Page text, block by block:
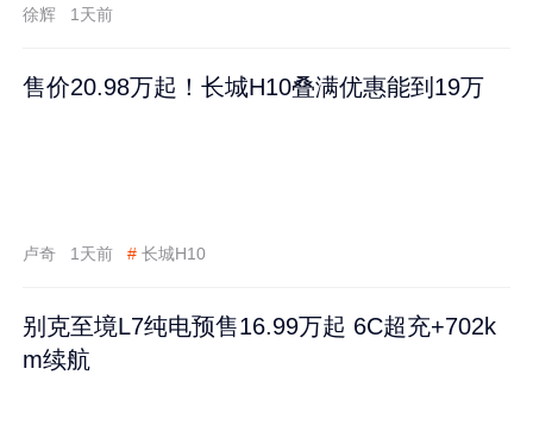
徐辉 1天前
售价20.98万起！长城H10叠满优惠能到19万
卢奇 1天前 # 长城H10
别克至境L7纯电预售16.99万起 6C超充+702k
m续航